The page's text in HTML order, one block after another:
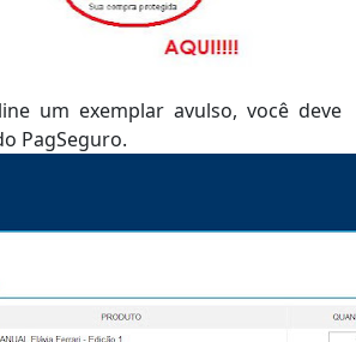
um exemplar avulso, você deve
PagSeguro.